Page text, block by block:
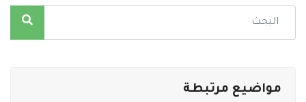
مواضيع مرتبطة